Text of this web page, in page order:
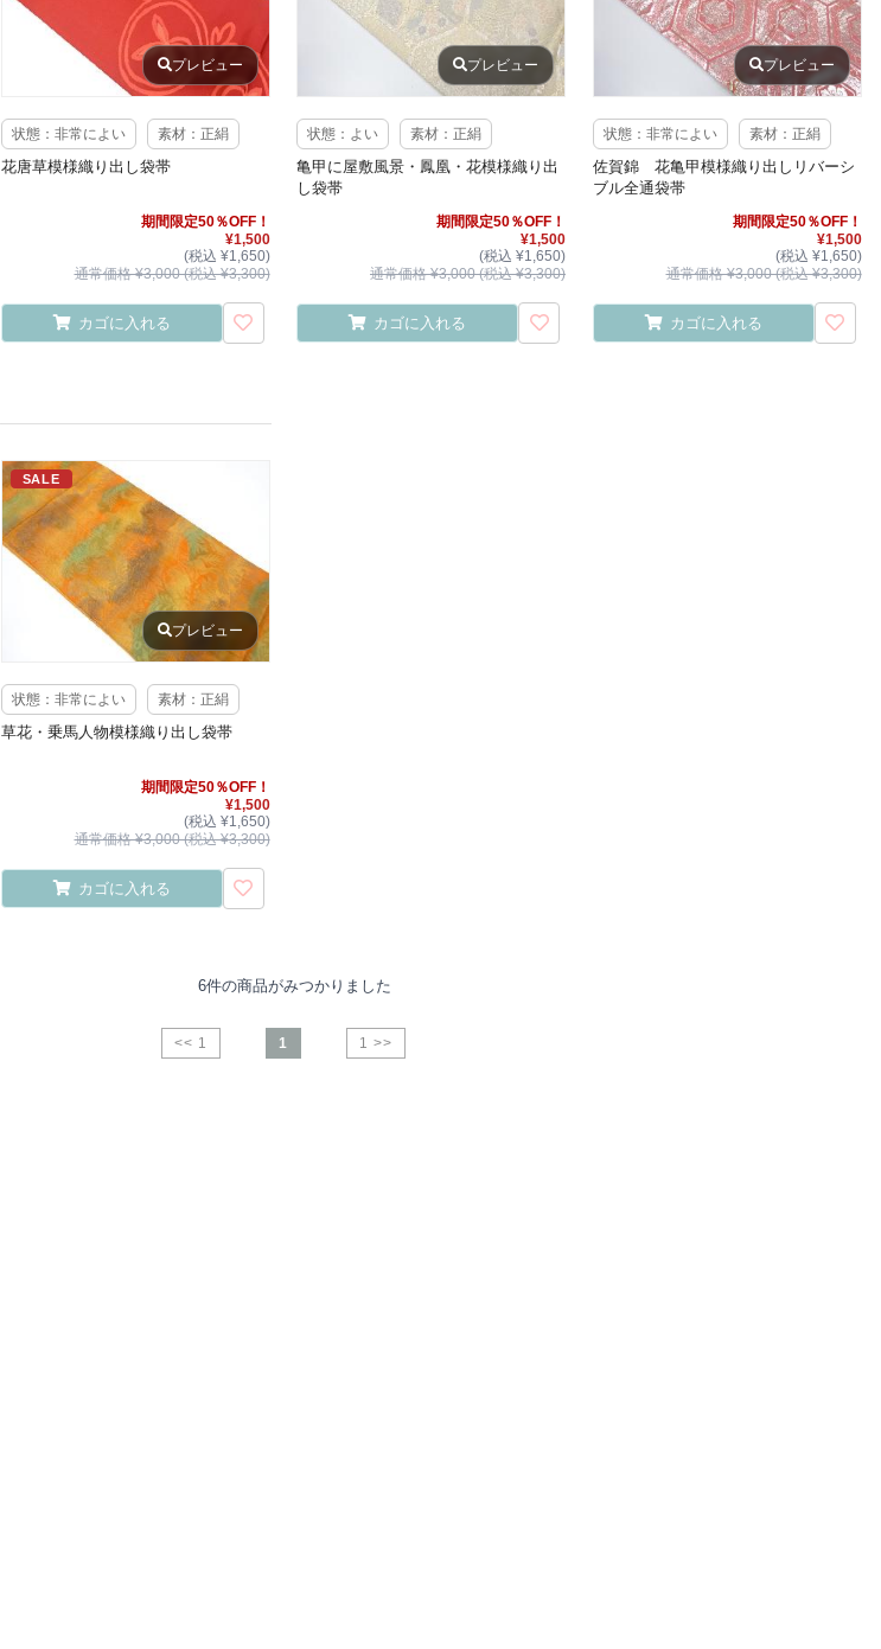
プレビュー
状態：非常によい 素材：正絹
花唐草模様織り出し袋帯
期間限定50％OFF！
¥1,500
(税込 ¥1,650)
通常価格 ¥3,000 (税込 ¥3,300)
カゴに入れる
プレビュー
状態：よい 素材：正絹
亀甲に屋敷風景・鳳凰・花模様織り出
し袋帯
期間限定50％OFF！
¥1,500
(税込 ¥1,650)
通常価格 ¥3,000 (税込 ¥3,300)
カゴに入れる
プレビュー
状態：非常によい 素材：正絹
佐賀錦 花亀甲模様織り出しリバーシ
ブル全通袋帯
期間限定50％OFF！
¥1,500
(税込 ¥1,650)
通常価格 ¥3,000 (税込 ¥3,300)
カゴに入れる
SALE
プレビュー
状態：非常によい 素材：正絹
草花・乗馬人物模様織り出し袋帯
期間限定50％OFF！
¥1,500
(税込 ¥1,650)
通常価格 ¥3,000 (税込 ¥3,300)
カゴに入れる
6件の商品がみつかりました
<< 1 1 1 >>